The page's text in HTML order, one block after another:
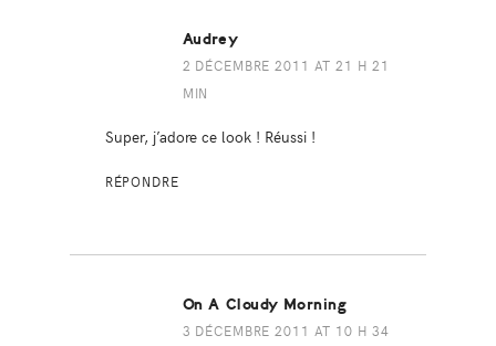
Audrey
2 DÉCEMBRE 2011 AT 21 H 21
MIN
Super, j’adore ce look ! Réussi !
RÉPONDRE
On A Cloudy Morning
3 DÉCEMBRE 2011 AT 10 H 34